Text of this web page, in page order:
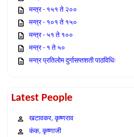
मन्त्र - १५१ ते २००
मन्त्र - १०१ ते १५०
मन्त्र - ५१ ते १००
मन्त्र - १ ते ५०
मन्त्र प्रतिलोम दुर्गासप्तशती पाठविधिः
Latest People
खटावकर, कृष्णराव
कंक, कृष्णाजी